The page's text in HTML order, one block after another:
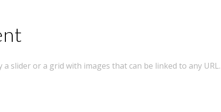
slider or a grid with images that can be linked to any URL.